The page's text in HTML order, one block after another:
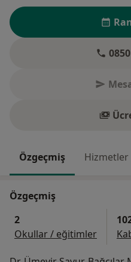
Özgeçmiş Hizmetler
Özgeçmiş
2
Okullar / eğitimler